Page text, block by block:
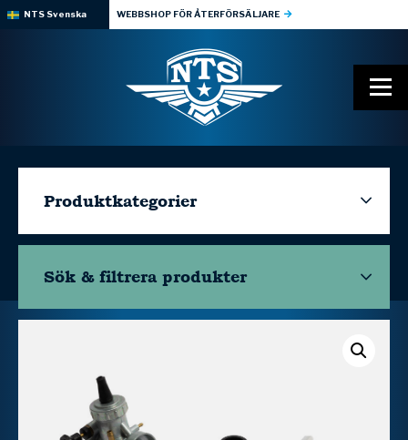
NTS Svenska WEBBSHOP FÖR ÅTERFÖRSÄLJARE
Produktkategorier
Sök & filtrera produkter